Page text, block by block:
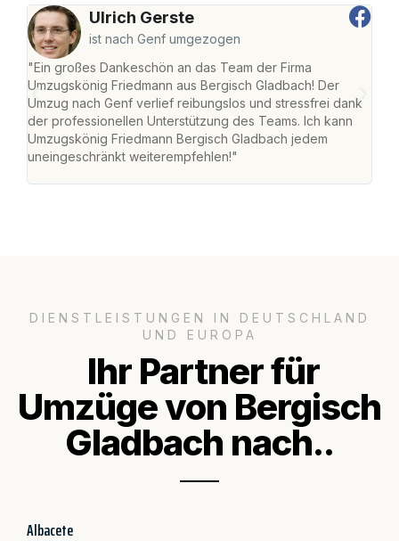
Ulrich Gerste
ist nach Genf umgezogen
"Ein großes Dankeschön an das Team der Firma
Umzugskönig Friedmann aus Bergisch Gladbach! Der
Umzug nach Genf verlief reibungslos und stressfrei dank
der professionellen Unterstützung des Teams. Ich kann
Umzugskönig Friedmann Bergisch Gladbach jedem
uneingeschränkt weiterempfehlen!"
DIENSTLEISTUNGEN IN DEUTSCHLAND
UND EUROPA
Ihr Partner für
Umzüge von Bergisch
Gladbach nach..
Albacete